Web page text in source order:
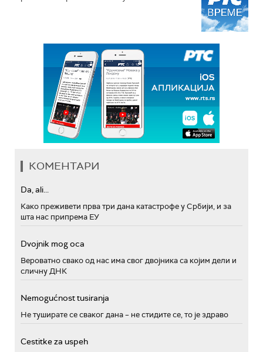
КОМЕНТАРИ
Da, ali...
Како преживети прва три дана катастрофе у Србији, и за
шта нас припрема ЕУ
Dvojnik mog oca
Вероватно свако од нас има свог двојника са којим дели и
сличну ДНК
Nemogućnost tusiranja
Не туширате се сваког дана – не стидите се, то је здраво
Cestitke za uspeh